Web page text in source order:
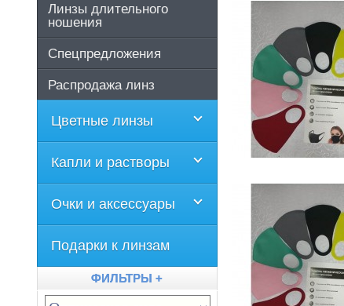
Линзы длительного
ношения
Спецпредложения
Распродажа линз
Цветные линзы
Капли и растворы
Очки и аксессуары
Подарки к линзам
ФИЛЬТРЫ +